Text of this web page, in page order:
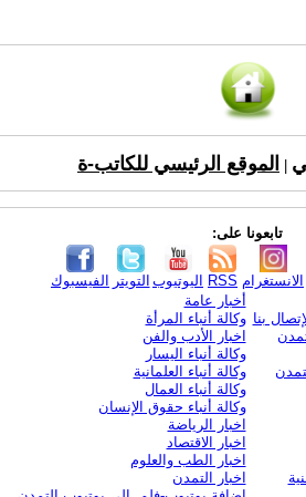
الموقع الرئيسي للكاتب-ة
تابعونا على:
الفيسبوك التويتر اليوتيوب RSS الانستغرام
بنا
أخبار عامة
وكالة أنباء المرأة
اخبار الأدب والفن
وكالة أنباء اليسار
وكالة أنباء العلمانية
وكالة أنباء العمال
وكالة أنباء حقوق الإنسان
اخبار الرياضة
اخبار الاقتصاد
اخبار الطب والعلوم
اخبار التمدن